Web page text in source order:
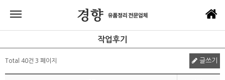
작업후기
Total 40건 3 페이지 글쓰기